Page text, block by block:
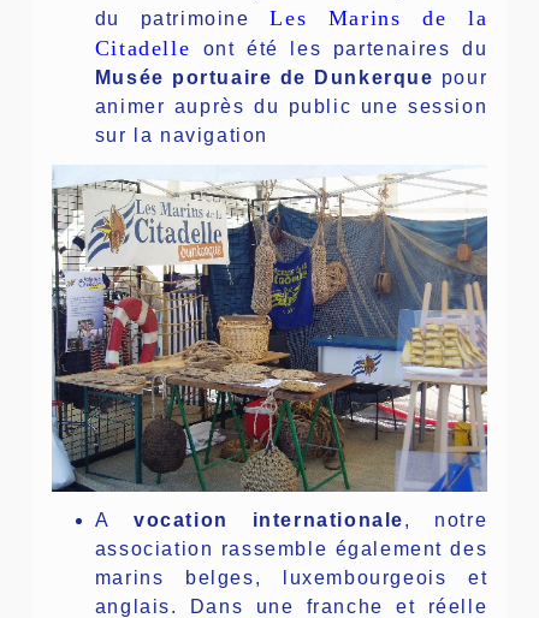
du patrimoine
Les Marins de la
Citadelle
ont été les partenaires du
Musée portuaire de Dunkerque pour
animer auprès du public une session
sur la navigation
A vocation internationale, notre
association rassemble également des
marins belges, luxembourgeois et
anglais. Dans une franche et réelle